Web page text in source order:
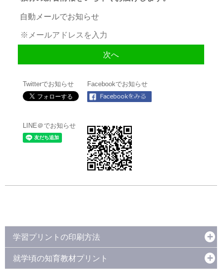
自動メールでお知らせ
Twitterでお知らせ Facebookでお知らせ
LINE＠でお知らせ
学習プリントの印刷方法
就学頃の知育教材プリント